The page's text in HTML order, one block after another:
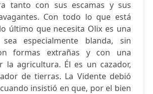
tanto con sus escamas y sus
Con todo lo que está
último que necesita Olix es una
especialmente blanda, sin
formas extrañas y con una
la agricultura. Él es un cazador,
de tierras. La Vidente debió
insistió en que, por el bien